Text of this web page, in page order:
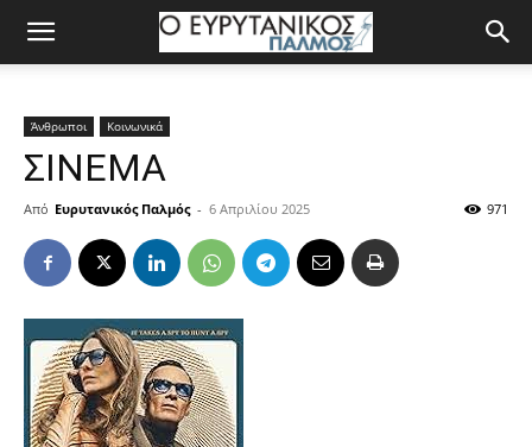
Άνθρωποι Κοινωνικά
ΣΙΝΕΜΑ
Από Ευρυτανικός Παλμός - 6 Απριλίου 2025 971